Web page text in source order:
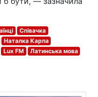
Співачка
Наталка Карпа
Lux FM
Латинська мова